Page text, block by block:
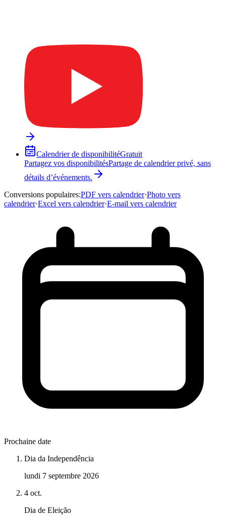
Calendrier de disponibilitéGratuit
Partagez vos disponibilitésPartage de calendrier privé, sans
détails d’événements.
Conversions populaires:PDF vers calendrier·Photo vers
calendrier·Excel vers calendrier·E-mail vers calendrier
Prochaine date
Dia da Independência
lundi 7 septembre 2026
4 oct.
Dia de Eleição